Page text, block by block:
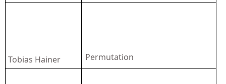
Tobias Hainer Permutation